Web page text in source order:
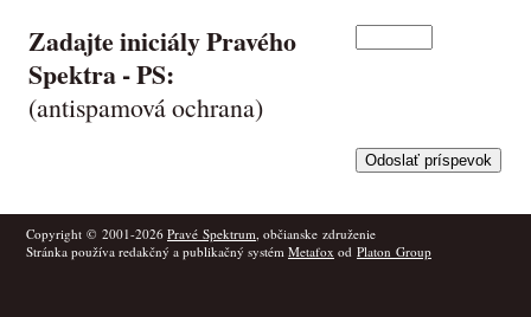
Zadajte iniciály Pravého
Spektra -PS:
(antispamová ochrana)
Copyright © 2001-2026 Pravé Spektrum, občianske združenie
Stránka používa redakčný a publikačný systém Metafox od Platon Group